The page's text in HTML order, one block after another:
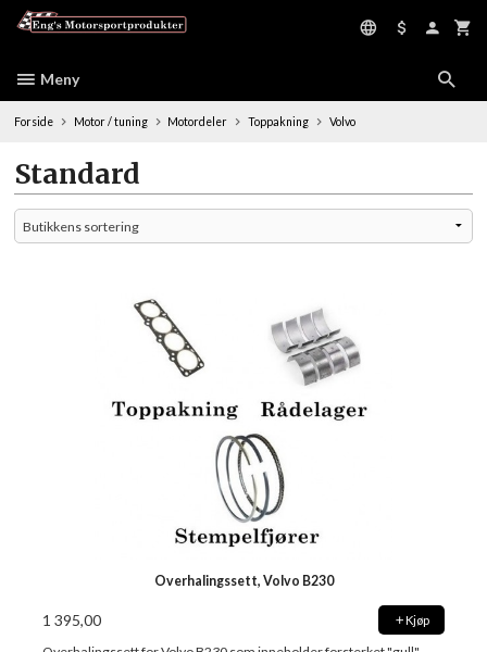
Meny
Forside Motor / tuning Motordeler Toppakning Volvo
Standard
Overhalingssett, Volvo B230
1 395,00 Kjøp